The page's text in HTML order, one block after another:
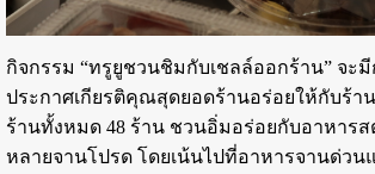
กิจกรรม “ทรูยูชวนชิมกับเชลล์ออกร้าน” จะ
ประกาศเกียรติคุณสุดยอดร้านอร่อยให้กับร้า
ร้านทั้งหมด 48 ร้าน ชวนอิ่มอร่อยกับอาหาร
หลายจานโปรด โดยเน้นไปที่อาหารจานด่วน